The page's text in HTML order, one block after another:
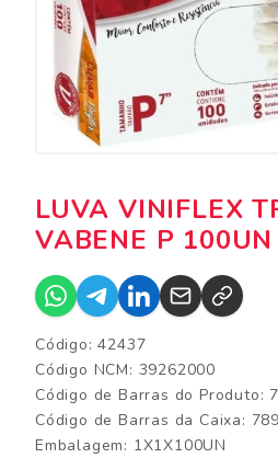
LUVA VINIFLEX
VABENE P 100UN
Código: 42437
Código NCM: 39262000
Código de Barras do Produto:
Código de Barras da Caixa:
Embalagem: 1X1X100UN